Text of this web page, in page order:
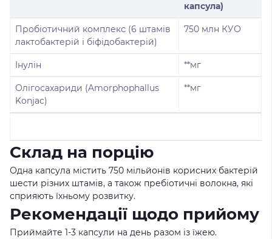
капсула)
Пробіотичний комплекс (6 штамів
лактобактерій і біфідобактерій)
750 млн КУО
Інулін **мг
Олігосахариди (Amorphophallus
Konjac)
**мг
Склад на порцію
Одна капсула містить 750 мільйонів корисних бактерій
шести різних штамів, а також пребіотичні волокна, які
сприяють їхньому розвитку.
Рекомендації щодо прийому
Приймайте 1-3 капсули на день разом із їжею.